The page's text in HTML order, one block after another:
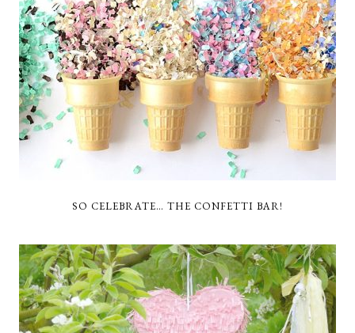
SO CELEBRATE… THE CONFETTI BAR!